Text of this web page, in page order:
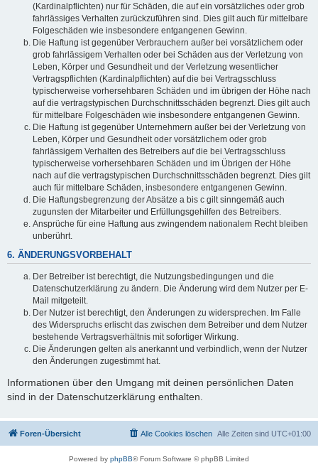
(Kardinalpflichten) nur für Schäden, die auf ein vorsätzliches oder grob
fahrlässiges Verhalten zurückzuführen sind. Dies gilt auch für mittelbare
Folgeschäden wie insbesondere entgangenen Gewinn.
Die Haftung ist gegenüber Verbrauchern außer bei vorsätzlichem oder
grob fahrlässigem Verhalten oder bei Schäden aus der Verletzung von
Leben, Körper und Gesundheit und der Verletzung wesentlicher
Vertragspflichten (Kardinalpflichten) auf die bei Vertragsschluss
typischerweise vorhersehbaren Schäden und im übrigen der Höhe nach
auf die vertragstypischen Durchschnittsschäden begrenzt. Dies gilt auch
für mittelbare Folgeschäden wie insbesondere entgangenen Gewinn.
Die Haftung ist gegenüber Unternehmern außer bei der Verletzung von
Leben, Körper und Gesundheit oder vorsätzlichem oder grob
fahrlässigem Verhalten des Betreibers auf die bei Vertragsschluss
typischerweise vorhersehbaren Schäden und im Übrigen der Höhe
nach auf die vertragstypischen Durchschnittsschäden begrenzt. Dies gilt
auch für mittelbare Schäden, insbesondere entgangenen Gewinn.
Die Haftungsbegrenzung der Absätze a bis c gilt sinngemäß auch
zugunsten der Mitarbeiter und Erfüllungsgehilfen des Betreibers.
Ansprüche für eine Haftung aus zwingendem nationalem Recht bleiben
unberührt.
6. ÄNDERUNGSVORBEHALT
Der Betreiber ist berechtigt, die Nutzungsbedingungen und die
Datenschutzerklärung zu ändern. Die Änderung wird dem Nutzer per E-
Mail mitgeteilt.
Der Nutzer ist berechtigt, den Änderungen zu widersprechen. Im Falle
des Widerspruchs erlischt das zwischen dem Betreiber und dem Nutzer
bestehende Vertragsverhältnis mit sofortiger Wirkung.
Die Änderungen gelten als anerkannt und verbindlich, wenn der Nutzer
den Änderungen zugestimmt hat.
Informationen über den Umgang mit deinen persönlichen Daten
sind in der Datenschutzerklärung enthalten.
Foren-Übersicht Alle Zeiten sind UTC+01:00
Alle Cookies löschen
Powered by phpBB® Forum Software © phpBB Limited